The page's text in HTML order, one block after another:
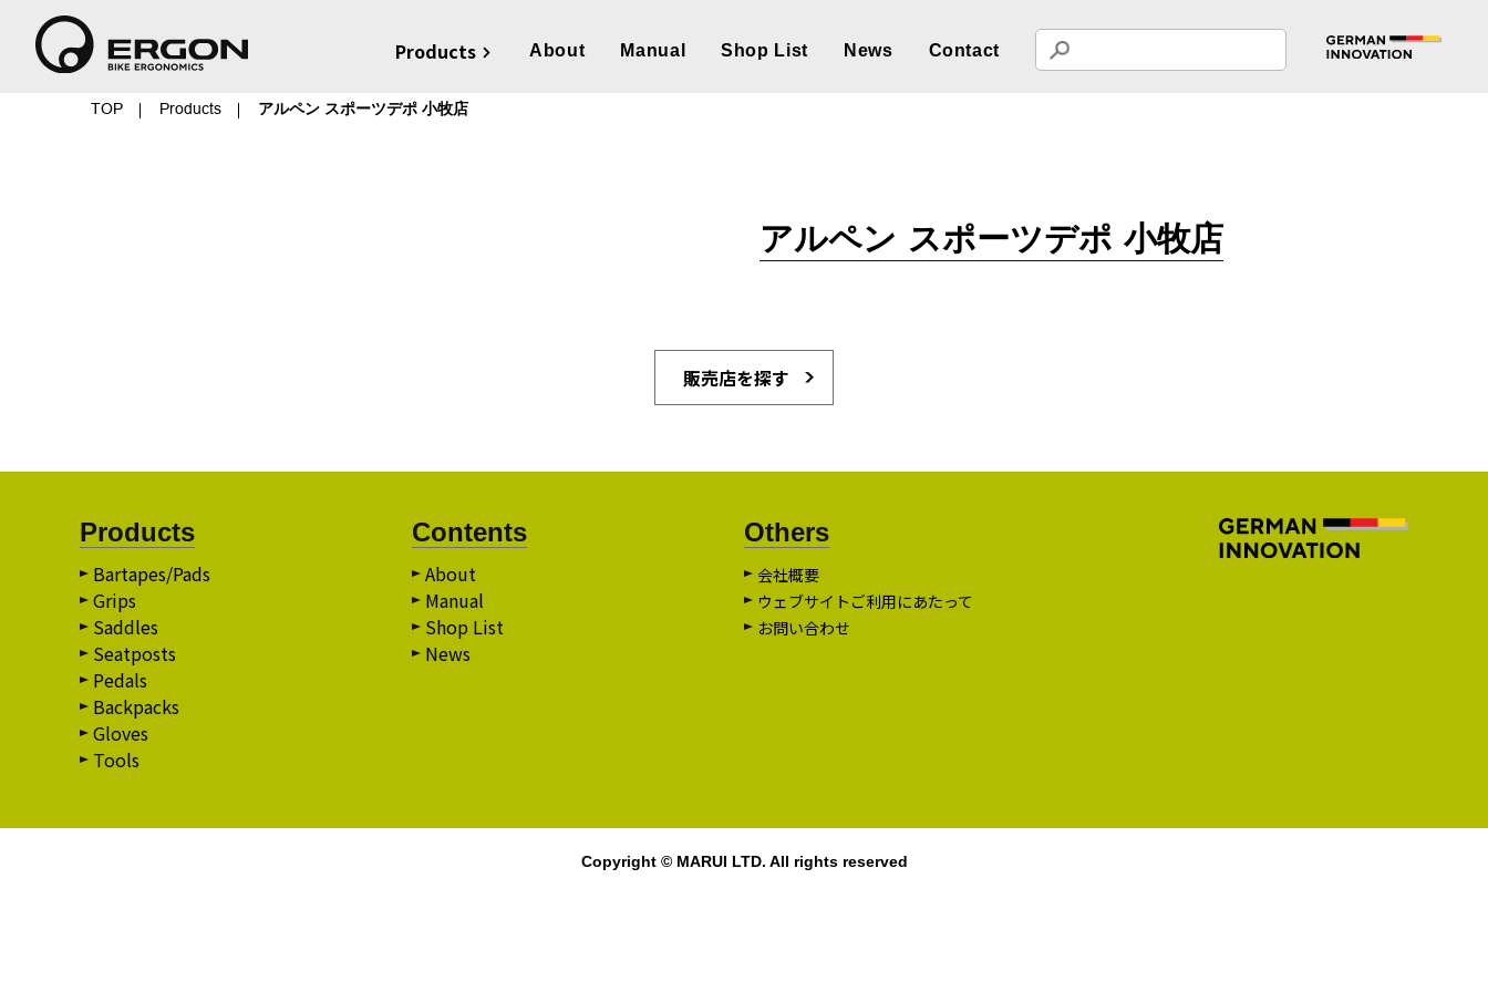
Products About Manual Shop List News Contact
TOP Products アルペン スポーツデポ 小牧店
アルペン スポーツデポ 小牧店
販売店を探す
Products
Bartapes/Pads
Grips
Saddles
Seatposts
Pedals
Backpacks
Gloves
Tools
Contents
About
Manual
Shop List
News
Others
会社概要
ウェブサイトご利用にあたって
お問い合わせ
Copyright © MARUI LTD. All rights reserved